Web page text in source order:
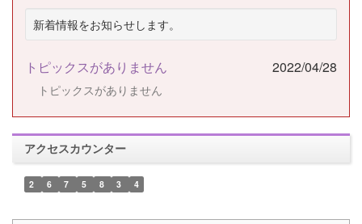
新着情報をお知らせします。
トピックスがありません 2022/04/28
トピックスがありません
アクセスカウンター
2 6 7 5 8 3 4